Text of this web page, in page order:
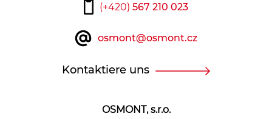
OSMONT, s.r.o.
(+420) 567 210 023
osmont@osmont.cz
Kontaktiere uns